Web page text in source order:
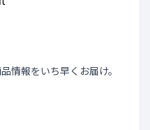
情報をいち早くお届け。